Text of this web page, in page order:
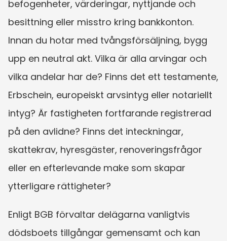
befogenheter, värderingar, nyttjande och
besittning eller misstro kring bankkonton.
Innan du hotar med tvångsförsäljning, bygg
upp en neutral akt. Vilka är alla arvingar och
vilka andelar har de? Finns det ett testamente,
Erbschein, europeiskt arvsintyg eller notariellt
intyg? Är fastigheten fortfarande registrerad
på den avlidne? Finns det inteckningar,
skattekrav, hyresgäster, renoveringsfrågor
eller en efterlevande make som skapar
ytterligare rättigheter?
Enligt BGB förvaltar delägarna vanligtvis
dödsboets tillgångar gemensamt och kan